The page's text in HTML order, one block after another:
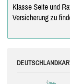
Klasse Seite und
Versicherung zu